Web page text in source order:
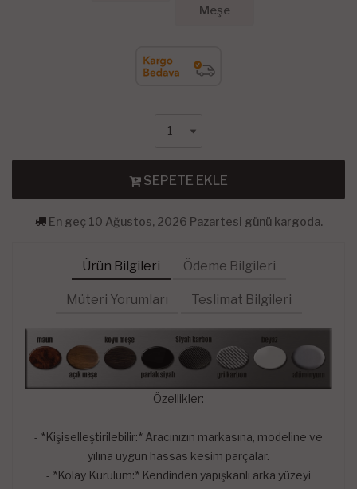
Meşe
SEPETE EKLE
En geç 10 Ağustos, 2026 Pazartesi günü kargoda.
Ürün Bilgileri Ödeme Bilgileri
Müteri Yorumları Teslimat Bilgileri
Özellikler:
- *Kişiselleştirilebilir:* Aracınızın markasına, modeline ve
yılına uygun hassas kesim parçalar.
- *Kolay Kurulum:* Kendinden yapışkanlı arka yüzeyi